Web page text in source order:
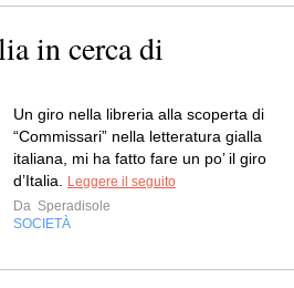
in cerca di
Un giro nella libreria alla scoperta di
“Commissari” nella letteratura gialla
italiana, mi ha fatto fare un po’ il giro
d’Italia.
Leggere il seguito
Da Speradisole
SOCIETÀ